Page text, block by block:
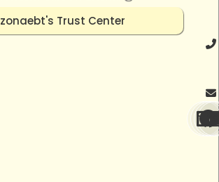
zonaebt's Trust Center